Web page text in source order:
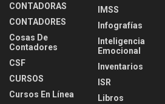
CONTADORAS
CONTADORES
Cosas De
Contadores
CSF
CURSOS
Cursos En Línea
IMSS
Infografías
Inteligencia
Emocional
Inventarios
ISR
Libros